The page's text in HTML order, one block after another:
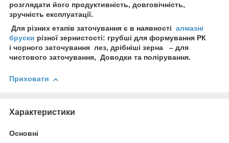
розглядати його продуктивність, довговічність,
зручність експлуатації.
Для різних етапів заточування є в наявності алмазні
бруски різної зернистості: грубші для формування РК
і чорного заточування лез, дрібніші зерна – для
чистового заточування, Доводки та полірування.
Приховати
Характеристики
Основні